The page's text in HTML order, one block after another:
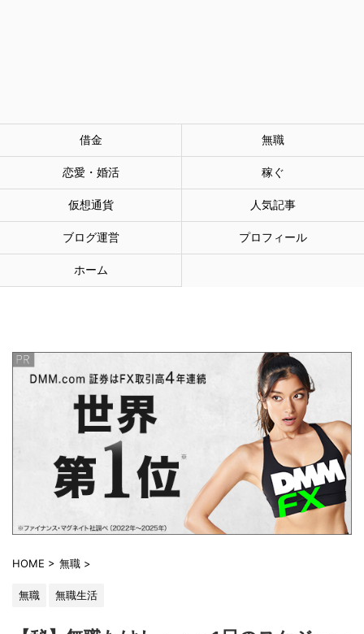
借金 無職
恋愛・婚活 稼ぐ
仮想通貨 人気記事
ブログ運営 プロフィール
ホーム
HOME > 無職 >
無職 無職生活